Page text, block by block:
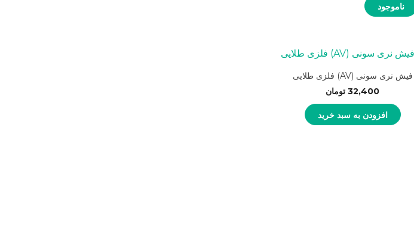
ناموجود
فیش نری سونی (AV) فلزی طلایی
32,400 تومان
افزودن به سبد خرید